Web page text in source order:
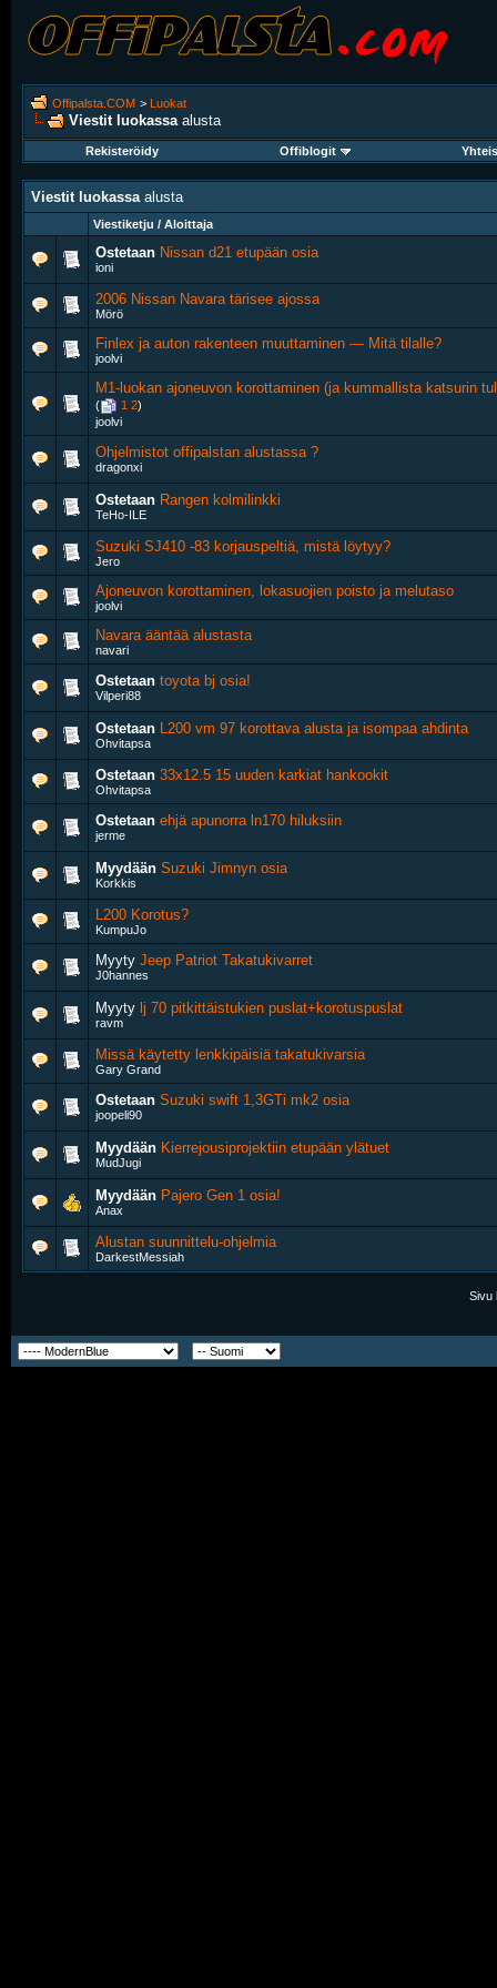
Offipalsta.COM > Luokat
Viestit luokassa alusta
Rekisteröidy Offiblogit
Viestit luokassa alusta
Viestiketju / Aloittaja
Ostetaan Nissan d21 etupään osia
ioni
2006 Nissan Navara tärisee ajossa
Mörö
Finlex ja auton rakenteen muuttaminen — Mitä tilalle?
joolvi
M1-luokan ajoneuvon korottaminen (ja kummallista katsurin
( 1 2)
joolvi
Ohjelmistot offipalstan alustassa ?
dragonxi
Ostetaan Rangen kolmilinkki
TeHo-ILE
Suzuki SJ410 -83 korjauspeltiä, mistä löytyy?
Jero
Ajoneuvon korottaminen, lokasuojien poisto ja melutaso
joolvi
Navara ääntää alustasta
navari
Ostetaan toyota bj osia!
Vilperi88
Ostetaan L200 vm 97 korottava alusta ja isompaa ahdinta
Ohvitapsa
Ostetaan 33x12.5 15 uuden karkiat hankookit
Ohvitapsa
Ostetaan ehjä apunorra ln170 hiluksiin
jerme
Myydään Suzuki Jimnyn osia
Korkkis
L200 Korotus?
KumpuJo
Myyty Jeep Patriot Takatukivarret
J0hannes
Myyty lj 70 pitkittäistukien puslat+korotuspuslat
ravm
Missä käytetty lenkkipäisiä takatukivarsia
Gary Grand
Ostetaan Suzuki swift 1,3GTi mk2 osia
joopeli90
Myydään Kierrejousiprojektiin etupään ylätuet
MudJugi
Myydään Pajero Gen 1 osia!
Anax
Alustan suunnittelu-ohjelmia
DarkestMessiah
Sivu